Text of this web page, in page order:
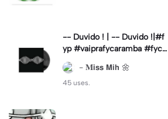
-- Duvido ! | -- Duvido !|#f
yp #vaiprafycaramba #fyca
pcut #viral
- 𝐌𝗶𝘀𝘀 𝗠𝗶𝗵 🌼
45 uses.